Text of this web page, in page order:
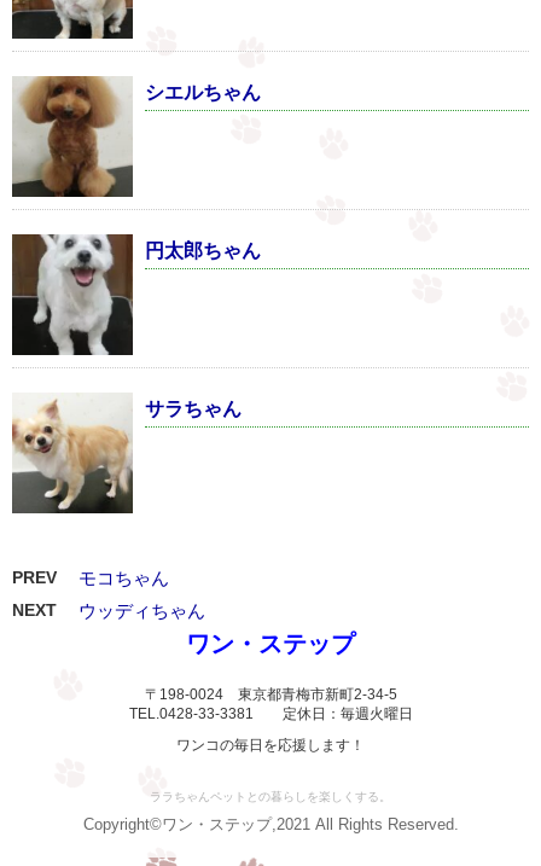
シエルちゃん
円太郎ちゃん
サラちゃん
PREV モコちゃん
NEXT ウッディちゃん
ワン・ステップ
〒198-0024 東京都青梅市新町2-34-5
TEL.0428-33-3381 定休日：毎週火曜日
ワンコの毎日を応援します！
ララちゃんペットとの暮らしを楽しくする。
Copyright©ワン・ステップ,2021 All Rights Reserved.